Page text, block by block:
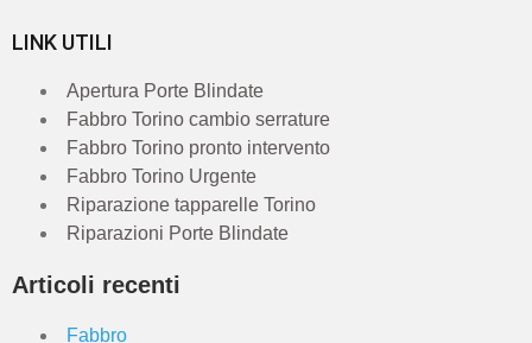
LINK UTILI
Apertura Porte Blindate
Fabbro Torino cambio serrature
Fabbro Torino pronto intervento
Fabbro Torino Urgente
Riparazione tapparelle Torino
Riparazioni Porte Blindate
Articoli recenti
Fabbro